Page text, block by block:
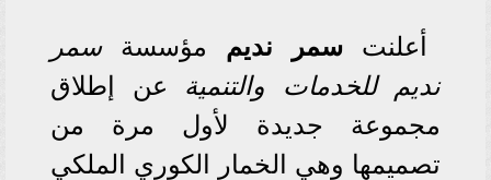
أعلنت سمر نديم مؤسسةسمر
نديم للخدمات والتنمية عن إطلاق
مجموعة جديدة لأول مرة من
تصميمها وهي الخمار الكوري الملكي